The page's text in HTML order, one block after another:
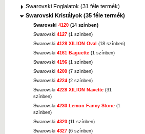
Swarovski Foglalatok (31 féle termék)
Swarovski Kristályok (35 féle termék)
Swarovski 4120 (14 színben)
Swarovski 4127 (1 színben)
Swarovski 4128 XILION Oval (18 színben)
Swarovski 4161 Baguette (1 színben)
Swarovski 4196 (1 színben)
Swarovski 4200 (7 színben)
Swarovski 4224 (2 színben)
Swarovski 4228 XILION Navette (31
színben)
Swarovski 4230 Lemon Fancy Stone (1
színben)
Swarovski 4320 (11 színben)
Swarovski 4327 (6 színben)